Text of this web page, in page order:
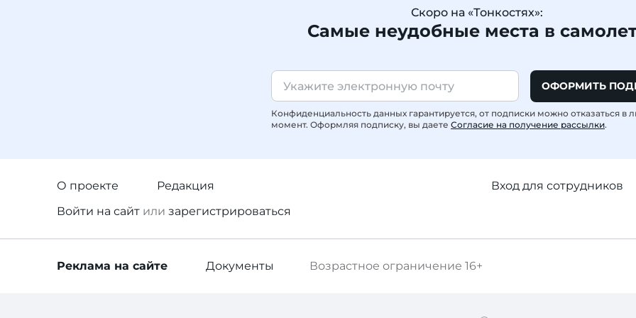
Скоро на «Тонкостях»:
Самые неудобные места в
ОФОРМИТЬ
Конфиденциальность данных гарантируется, от подписки можно отказаться в
момент. Оформляя подписку, вы даете Согласие на получение рассылки.
О проекте
Редакция
Войти на сайт или зарегистрироваться
Вход для сотрудников
Возрастное ограничение 16+
Реклама на сайте Документы